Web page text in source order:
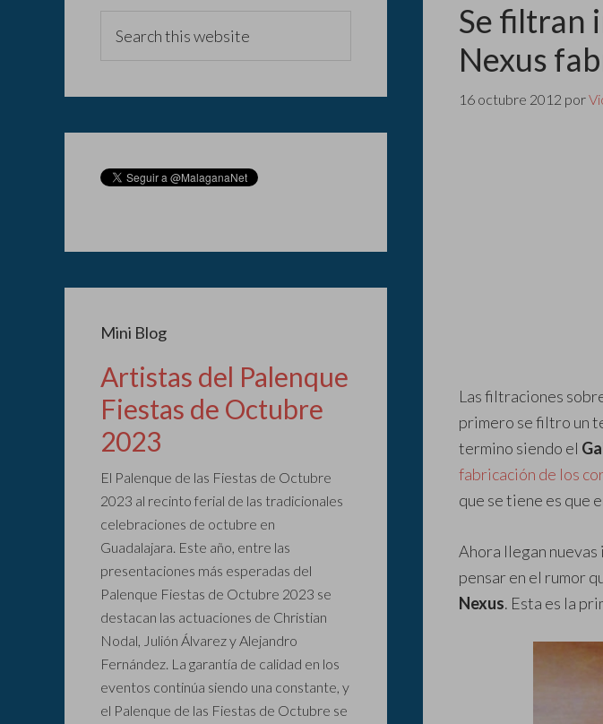
Se filtran
Nexus
16 octubre 2012 por
Las filtraciones
primero se filtro un
termino siendo el
fabricación de los
que se tiene es que
Ahora llegan nuevas
pensar en el rumor
Nexus. Esta es la
Mini Blog
Artistas del Palenque
Fiestas de Octubre
2023
El Palenque de las Fiestas de Octubre
2023 al recinto ferial de las tradicionales
celebraciones de octubre en
Guadalajara. Este año, entre las
presentaciones más esperadas del
Palenque Fiestas de Octubre 2023 se
destacan las actuaciones de Christian
Nodal, Julión Álvarez y Alejandro
Fernández. La garantía de calidad en los
eventos continúa siendo una constante, y
el Palenque de las Fiestas de Octubre se